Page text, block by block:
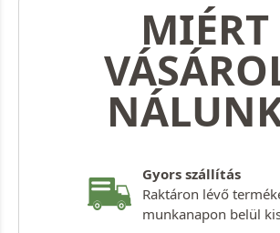
MIÉRT
Gyors szállítás
Raktáron lévő
munkanapon belül